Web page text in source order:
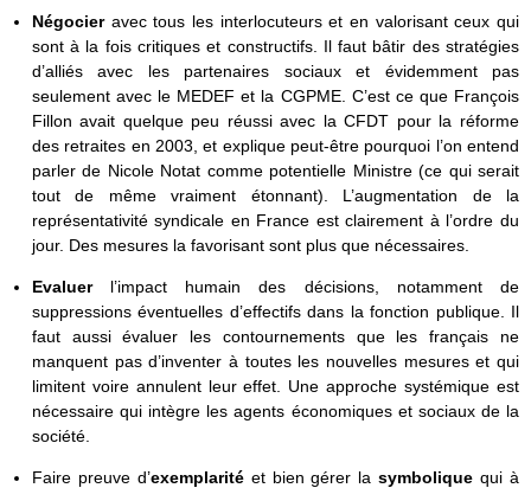
Négocier avec tous les interlocuteurs et en valorisant ceux qui
sont à la fois critiques et constructifs. Il faut bâtir des stratégies
d’alliés avec les partenaires sociaux et évidemment pas
seulement avec le MEDEF et la CGPME. C’est ce que François
Fillon avait quelque peu réussi avec la CFDT pour la réforme
des retraites en 2003, et explique peut-être pourquoi l’on entend
parler de Nicole Notat comme potentielle Ministre (ce qui serait
tout de même vraiment étonnant). L’augmentation de la
représentativité syndicale en France est clairement à l’ordre du
jour. Des mesures la favorisant sont plus que nécessaires.
Evaluer l’impact humain des décisions, notamment de
suppressions éventuelles d’effectifs dans la fonction publique. Il
faut aussi évaluer les contournements que les français ne
manquent pas d’inventer à toutes les nouvelles mesures et qui
limitent voire annulent leur effet. Une approche systémique est
nécessaire qui intègre les agents économiques et sociaux de la
société.
Faire preuve d’exemplarité et bien gérer lasymboliquequi à